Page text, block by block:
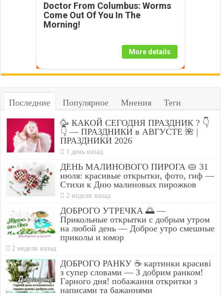
Doctor From Columbus: Worms
Come Out Of You In The
Morning!
More details
Последние Популярное Мнения Теги
🥳 КАКОЙ СЕГОДНЯ ПРАЗДНИК ? 👇
👇 — ПРАЗДНИКИ в АВГУСТЕ 🌺 |
ПРАЗДНИКИ 2026
1 день назад
ДЕНЬ МАЛИНОВОГО ПИРОГА 🥧 31
июля: красивые открытки, фото, гиф —
Стихи к Дню малиновых пирожков
2 недели назад
ДОБРОГО УТРЕЧКА 🌅 —
Прикольные открытки с добрым утром
на любой день — Доброе утро смешные
приколы и юмор
2 недели назад
ДОБРОГО РАНКУ ☕ картинки красиві
з супер словами — З добрим ранком!
Гарного дня! побажання откритки з
написами та бажаннями